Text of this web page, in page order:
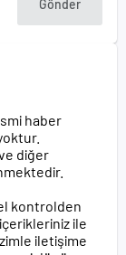
haber
diğer
kontrolden
ile
iletişime